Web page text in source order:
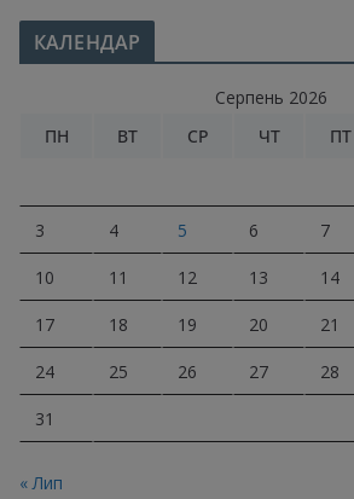
КАЛЕНДАР
Серпень 2026
ПН
ВТ СР ЧТ ПТ
3 4 5 6 7
10 11 12 13 14
17 18 19 20 21
24 25 26 27 28
31
« Лип